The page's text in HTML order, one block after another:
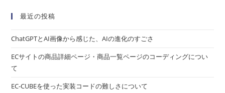
最近の投稿
ChatGPTとAI画像から感じた、AIの進化のすごさ
ECサイトの商品詳細ページ・商品一覧ページのコーディングについ
て
EC-CUBEを使った実装コードの難しさについて